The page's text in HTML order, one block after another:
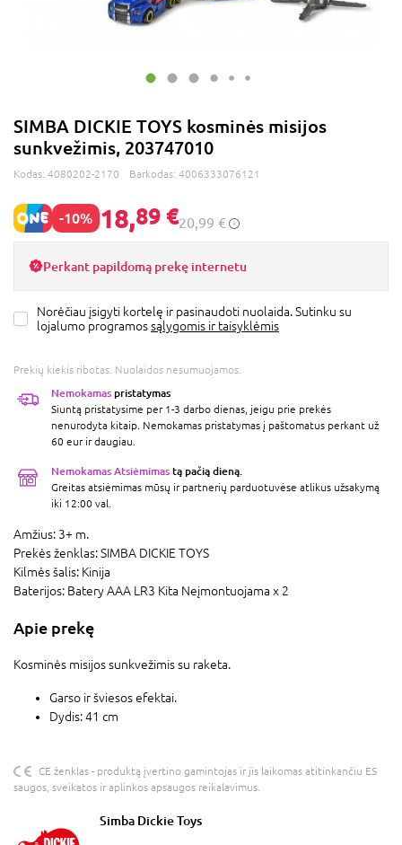
SIMBA DICKIE TOYS kosminės misijos
sunkvežimis, 203747010
Kodas: 4080202-2170 Barkodas: 4006333076121
-10% 18,89 €20,99 €
Perkant papildomą prekę internetu
Norėčiau įsigyti kortelę ir pasinaudoti nuolaida. Sutinku su
lojalumo programossąlygomis ir taisyklėmis
Prekių kiekis ribotas. Nuolaidos nesumuojamos.
Nemokamas pristatymas
Siuntą pristatysime per 1-3 darbo dienas, jeigu prie prekės
nenurodyta kitaip. Nemokamas pristatymas į paštomatus perkant už
60 eur ir daugiau.
Nemokamas Atsiėmimas tą pačią dieną.
Greitas atsiėmimas mūsų ir partnerių parduotuvėse atlikus užsakymą
iki 12:00 val.
Amžius: 3+ m.
Prekės ženklas:SIMBA DICKIE TOYS
Kilmės šalis: Kinija
Baterijos: Batery AAA LR3 Kita Neįmontuojama x 2
Apie prekę
Kosminės misijos sunkvežimis su raketa.
Garso ir šviesos efektai.
Dydis: 41 cm
CE ženklas - produktą įvertino gamintojas ir jis laikomas atitinkančiu ES
saugos, sveikatos ir aplinkos apsaugos reikalavimus.
Simba Dickie Toys